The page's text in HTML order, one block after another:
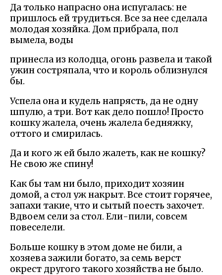
Да только напрасно она испугалась: не
пришлось ей трудиться. Все за нее сделала
молодая хозяйка. Дом прибрала, пол
вымела, воды
принесла из колодца, огонь развела и такой
ужин состряпала, что и король облизнулся
бы.
Успела она и кудель напрясть, да не одну
шпулю, а три. Вот как дело пошло! Просто
кошку жалела, очень жалела бедняжку,
оттого и смирилась.
Да и кого ж ей было жалеть, как не кошку?
Не свою же спину!
Как бы там ни было, приходит хозяин
домой, а стол уж накрыт. Все стоит горячее,
запахи такие, что и сытый поесть захочет.
Вдвоем сели за стол. Ели-пили, совсем
повеселели.
Больше кошку в этом доме не били, а
хозяева зажили богато, за семь верст
окрест другого такого хозяйства не было.